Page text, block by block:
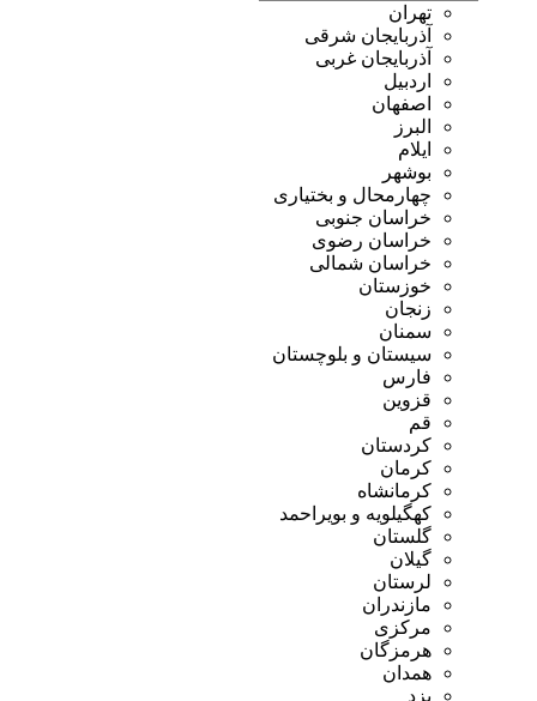
تهران
آذربایجان شرقی
آذربایجان غربی
اردبیل
اصفهان
البرز
ایلام
بوشهر
چهارمحال و بختیاری
خراسان جنوبی
خراسان رضوی
خراسان شمالی
خوزستان
زنجان
سمنان
سیستان و بلوچستان
فارس
قزوین
قم
کردستان
کرمان
کرمانشاه
کهگیلویه و بویراحمد
گلستان
گیلان
لرستان
مازندران
مرکزی
هرمزگان
همدان
یزد